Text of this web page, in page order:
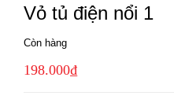
Vỏ tủ điện nổi 1
Còn hàng
198.000₫